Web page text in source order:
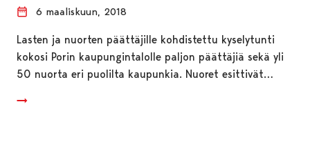
6 maaliskuun, 2018
Lasten ja nuorten päättäjille kohdistettu kyselytunti
kokosi Porin kaupungintalolle paljon päättäjiä sekä yli
50 nuorta eri puolilta kaupunkia. Nuoret esittivät…